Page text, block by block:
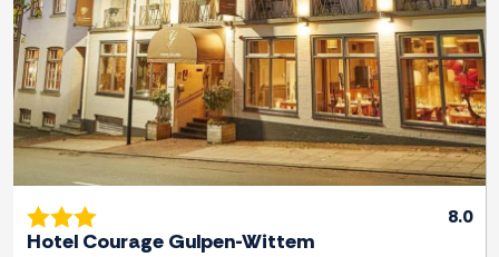
8.0
Hotel Courage Gulpen-Wittem